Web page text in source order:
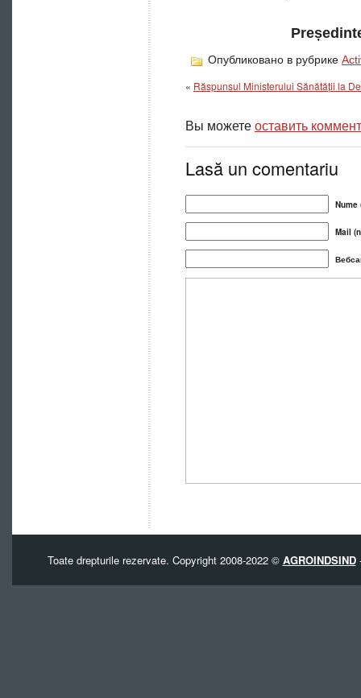
Опубликовано в рубрике
« Răspunsul Ministerului Sănătății la
Вы можетеоставить
Lasă un comentariu
Nume
Mail
Toate drepturile rezervate. Copyright 2008-2022 © AGROINDSIND